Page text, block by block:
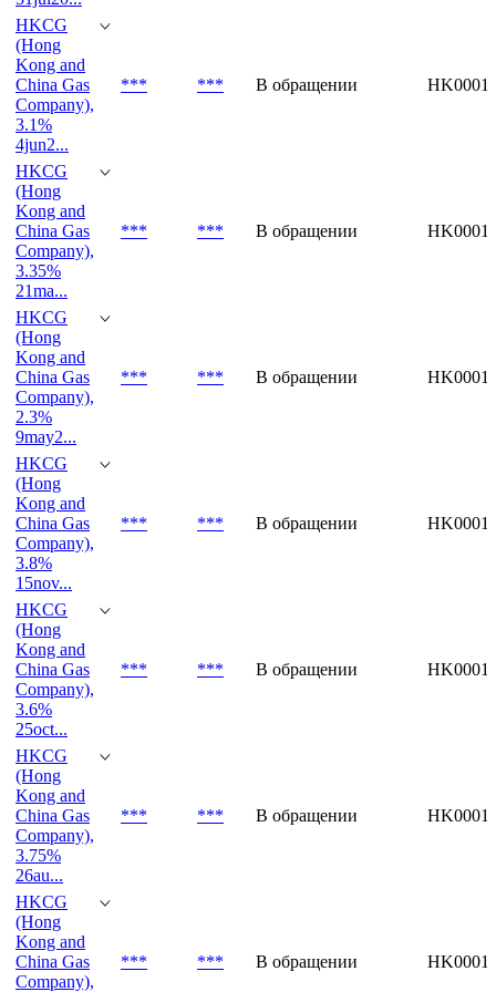
HKCG
(Hong
Kong and
China Gas
Company),
3.1%
4jun2...
*** *** В обращении
HKCG
(Hong
Kong and
China Gas
Company),
3.35%
21ma...
*** *** В обращении
HKCG
(Hong
Kong and
China Gas
Company),
2.3%
9may2...
*** *** В обращении
HKCG
(Hong
Kong and
China Gas
Company),
3.8%
15nov...
*** *** В обращении
HKCG
(Hong
Kong and
China Gas
Company),
3.6%
25oct...
*** *** В обращении
HKCG
(Hong
Kong and
China Gas
Company),
3.75%
26au...
*** *** В обращении
HKCG
(Hong
Kong and
China Gas
Company),
*** *** В обращении